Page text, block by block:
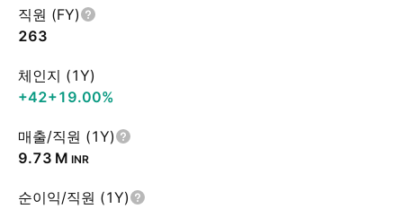
직원 (FY)
263
체인지 (1Y)
+42+19.00%
매출/직원 (1Y)
‪9.73 M‬ INR
순이익/직원 (1Y)